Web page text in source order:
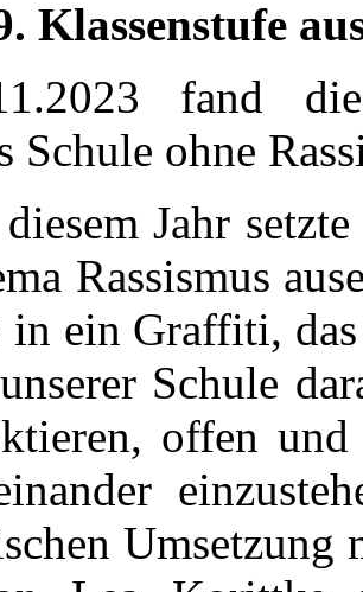
Klassenstufe
fand
Schule ohne
Jahr
Rassismus
in ein Graffiti,
Schule
offen
Umsetzung